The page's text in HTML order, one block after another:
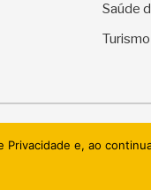
Saúde
e, ao